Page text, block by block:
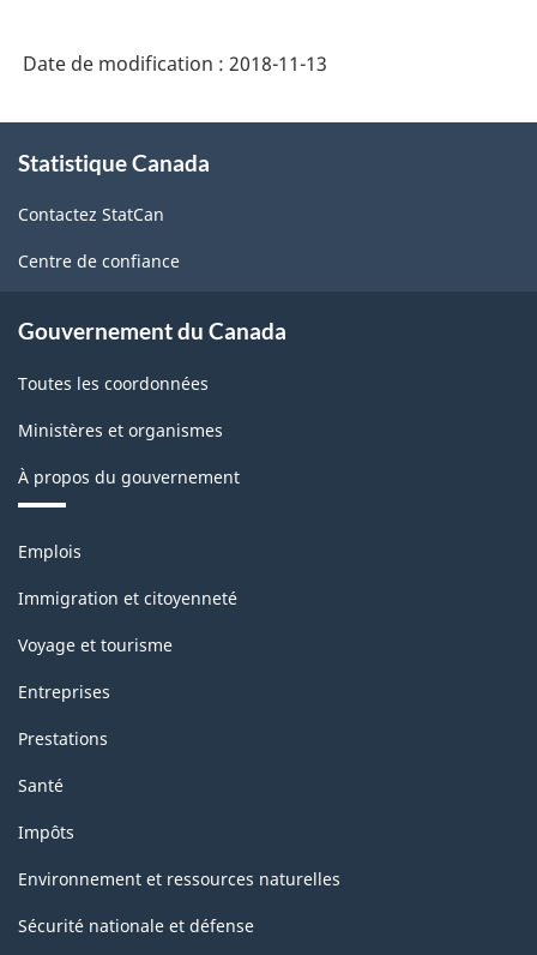
2017
2.0
-
Structure
classification
Date de modification : 2018-11-13
propos
ce
site
Statistique Canada
Contactez StatCan
Centre de confiance
Gouvernement du Canada
Toutes les coordonnées
Ministères et organismes
À propos du gouvernement
Thèmes
sujets
Emplois
Immigration et citoyenneté
Voyage et tourisme
Entreprises
Prestations
Santé
Impôts
Environnement et ressources naturelles
Sécurité nationale et défense